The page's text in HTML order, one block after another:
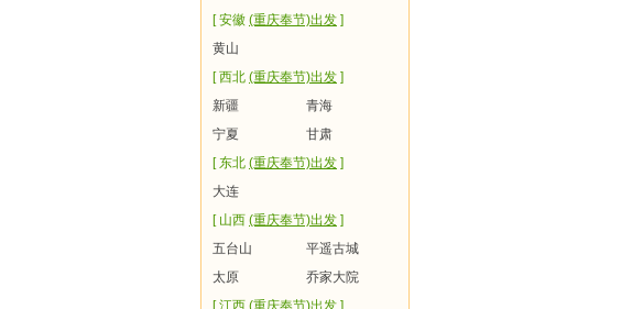
[ 安徽 (重庆奉节)出发 ]
黄山
[ 西北 (重庆奉节)出发 ]
新疆
青海
宁夏
甘肃
[ 东北 (重庆奉节)出发 ]
大连
[ 山西 (重庆奉节)出发 ]
五台山
平遥古城
太原
乔家大院
[ 江西 (重庆奉节)出发 ]